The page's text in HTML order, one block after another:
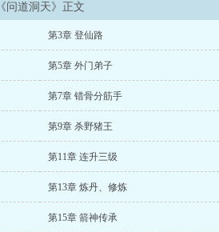
《问道洞天》正文
第3章 登仙路
第5章 外门弟子
第7章 错骨分筋手
第9章 杀野猪王
第11章 连升三级
第13章 炼丹、修炼
第15章 箭神传承